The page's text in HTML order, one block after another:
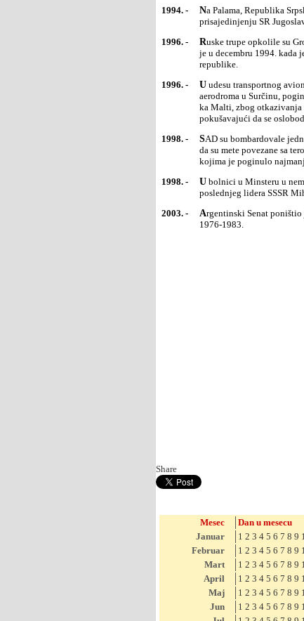
1994. -
Na Palama, Republika Srpska i Republika Srpska Krajina proglasile su ujedinjenje i usvojile dokument o
prisajedinjenju SR
1996. -
Ruske trupe opkolile su Grozni, hiljade izbeglica napustile su glavni grad Čečenije. Rat u Čečeniji počeo
je u decembru 1994. kada
republike.
1996. -
U udesu transportnog aviona "Iljušin 76" ruske kompanije "Sper erlajnz" blizu piste beogradskog
aerodroma u Surčinu,
ka Malti, zbog otkazivanja
pokušavajući da se
1998. -
SAD su bombardovale jednu fabriku u Sudanu i nekoliko poligona za vojnu obuku u Avganistanu, tvrdeći
da su mete povezane sa
kojima je poginulo
1998. -
U bolnici u Minsteru u nemačkoj pokrajini Severna Rajna-Vestfalija umrla je Raisa Gorbačov, supruga
poslednjeg lidera SSSR
2003. -
Argentinski Senat poništio je amnestije vojnim oficirima koji su mučili i ubijali levičare u periodu od
1976-1983.
Share
Mesec
Dan u mesecu
Januar
1 2 3 4 5 6 7 8 9
Februar
1 2 3 4 5 6 7 8 9
Mart
1 2 3 4 5 6 7 8 9
April
1 2 3 4 5 6 7 8 9
Maj
1 2 3 4 5 6 7 8 9
Jun
1 2 3 4 5 6 7 8 9